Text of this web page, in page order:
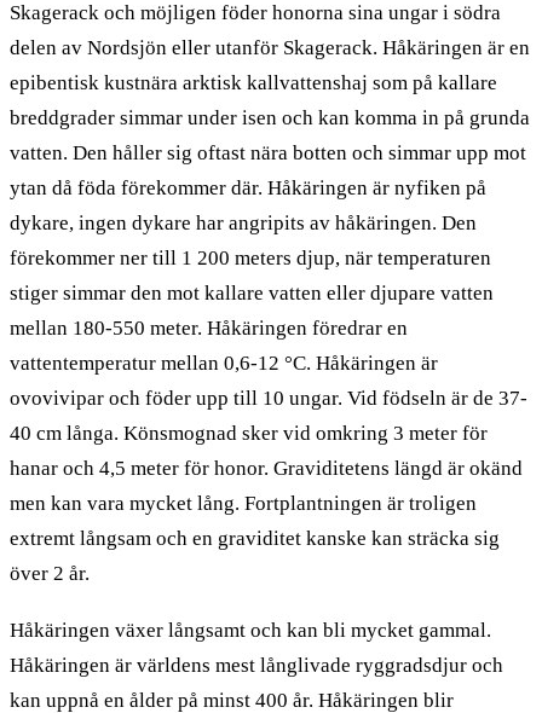
Skagerack och möjligen föder honorna sina ungar i södra
delen av Nordsjön eller utanför Skagerack. Håkäringen är en
epibentisk kustnära arktisk kallvattenshaj som på kallare
breddgrader simmar under isen och kan komma in på grunda
vatten. Den håller sig oftast nära botten och simmar upp mot
ytan då föda förekommer där. Håkäringen är nyfiken på
dykare, ingen dykare har angripits av håkäringen. Den
förekommer ner till 1 200 meters djup, när temperaturen
stiger simmar den mot kallare vatten eller djupare vatten
mellan 180-550 meter. Håkäringen föredrar en
vattentemperatur mellan 0,6-12 °C. Håkäringen är
ovovivipar och föder upp till 10 ungar. Vid födseln är de 37-
40 cm långa. Könsmognad sker vid omkring 3 meter för
hanar och 4,5 meter för honor. Graviditetens längd är okänd
men kan vara mycket lång. Fortplantningen är troligen
extremt långsam och en graviditet kanske kan sträcka sig
över 2 år.
Håkäringen växer långsamt och kan bli mycket gammal.
Håkäringen är världens mest långlivade ryggradsdjur och
kan uppnå en ålder på minst 400 år. Håkäringen blir